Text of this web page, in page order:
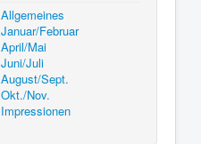
Allgemeines
Januar/Februar
April/Mai
Juni/Juli
August/Sept.
Okt./Nov.
Impressionen